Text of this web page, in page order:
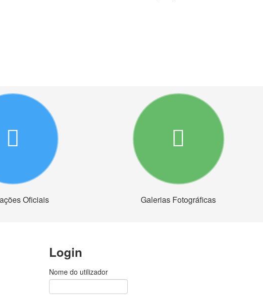
Oficiais Galerias Fotográficas
Login
Nome do utilizador